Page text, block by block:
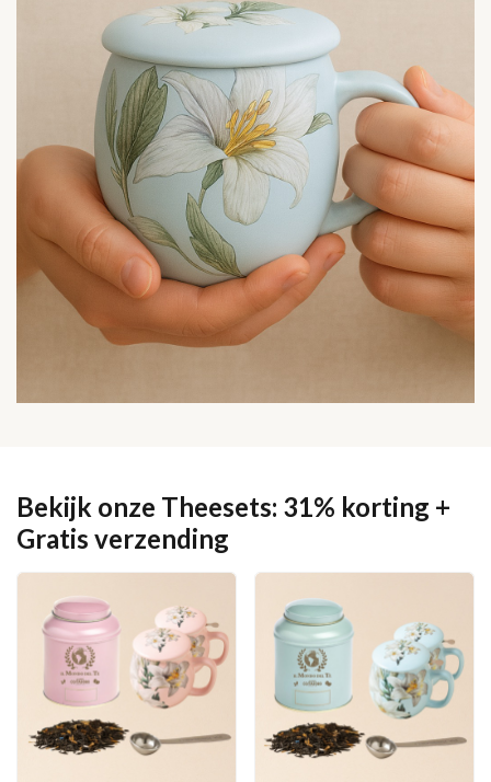
Bekijk onze Theesets: 31% korting +
Gratis verzending